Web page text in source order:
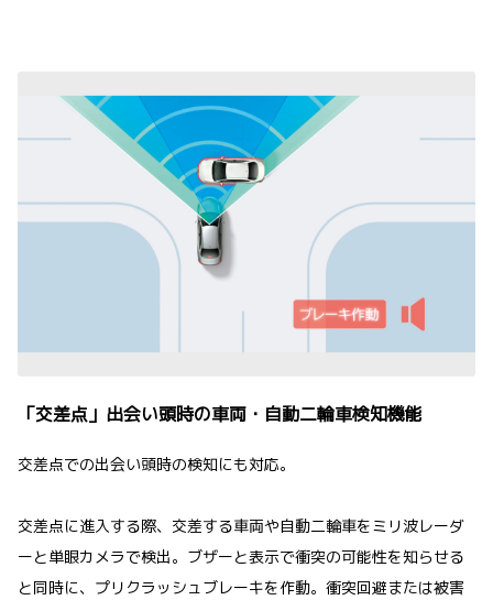
「交差点」出会い頭時の車両・自動二輪車検知機能
交差点での出会い頭時の検知にも対応。
交差点に進入する際、交差する車両や自動二輪車をミリ波レーダ
ーと単眼カメラで検出。ブザーと表示で衝突の可能性を知らせる
と同時に、プリクラッシュブレーキを作動。衝突回避または被害